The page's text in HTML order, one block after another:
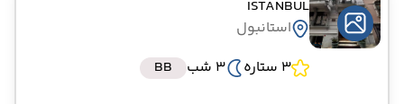
ISTANBUL
استانبول
3 ستاره
3 شب BB